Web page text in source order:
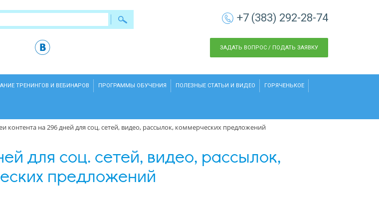
+7 (383) 292-28-74
ЗАДАТЬ ВОПРОС / ПОДАТЬ ЗАЯВКУ
ТРЕНИНГОВ И ВЕБИНАРОВ ПРОГРАММЫ ОБУЧЕНИЯ ПОЛЕЗНЫЕ СТАТЬИ И ВИДЕО ГОРЯЧЕНЬКОЕ
контента на 296 дней для соц. сетей, видео, рассылок, коммерческих предложений
для соц. сетей, видео, рассылок,
предложений